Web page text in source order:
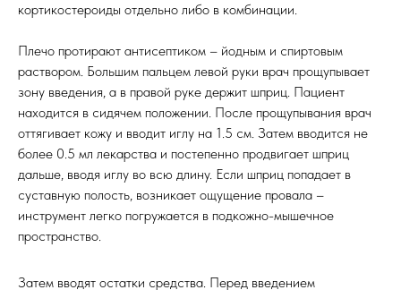
кортикостероиды отдельно либо в комбинации.
Плечо протирают антисептиком – йодным и спиртовым
раствором. Большим пальцем левой руки врач прощупывает
зону введения, а в правой руке держит шприц. Пациент
находится в сидячем положении. После прощупывания врач
оттягивает кожу и вводит иглу на 1.5 см. Затем вводится не
более 0.5 мл лекарства и постепенно продвигает шприц
дальше, вводя иглу во всю длину. Если шприц попадает в
суставную полость, возникает ощущение провала –
инструмент легко погружается в подкожно-мышечное
пространство.
Затем вводят остатки средства. Перед введением